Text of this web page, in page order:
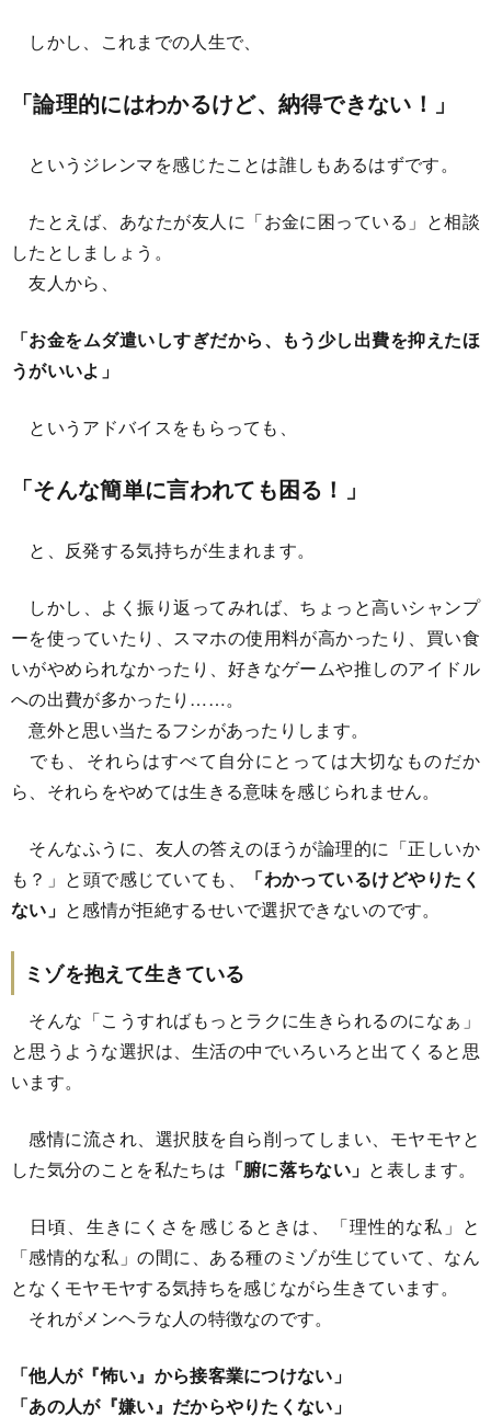
しかし、これまでの人生で、
「論理的にはわかるけど、納得できない！」
というジレンマを感じたことは誰しもあるはずです。
たとえば、あなたが友人に「お金に困っている」と相談
したとしましょう。
友人から、
「お金をムダ遣いしすぎだから、もう少し出費を抑えたほ
うがいいよ」
というアドバイスをもらっても、
「そんな簡単に言われても困る！」
と、反発する気持ちが生まれます。
しかし、よく振り返ってみれば、ちょっと高いシャンプ
ーを使っていたり、スマホの使用料が高かったり、買い食
いがやめられなかったり、好きなゲームや推しのアイドル
への出費が多かったり……。
意外と思い当たるフシがあったりします。
でも、それらはすべて自分にとっては大切なものだか
ら、それらをやめては生きる意味を感じられません。
そんなふうに、友人の答えのほうが論理的に「正しいか
も？」と頭で感じていても、
「わかっているけどやりたく
ない」 と感情が拒絶するせいで選択できないのです。
ミゾを抱えて生きている
そんな「こうすればもっとラクに生きられるのになぁ」
と思うような選択は、生活の中でいろいろと出てくると思
います。
感情に流され、選択肢を自ら削ってしまい、モヤモヤと
した気分のことを私たちは 「腑に落ちない」 と表します。
日頃、生きにくさを感じるときは、「理性的な私」と
「感情的な私」の間に、ある種のミゾが生じていて、なん
となくモヤモヤする気持ちを感じながら生きています。
それがメンヘラな人の特徴なのです。
「他人が『怖い』から接客業につけない」
「あの人が『嫌い』だからやりたくない」